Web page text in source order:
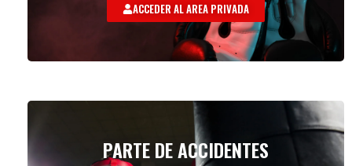
ACCEDER AL AREA PRIVADA
PARTE DE ACCIDENTES